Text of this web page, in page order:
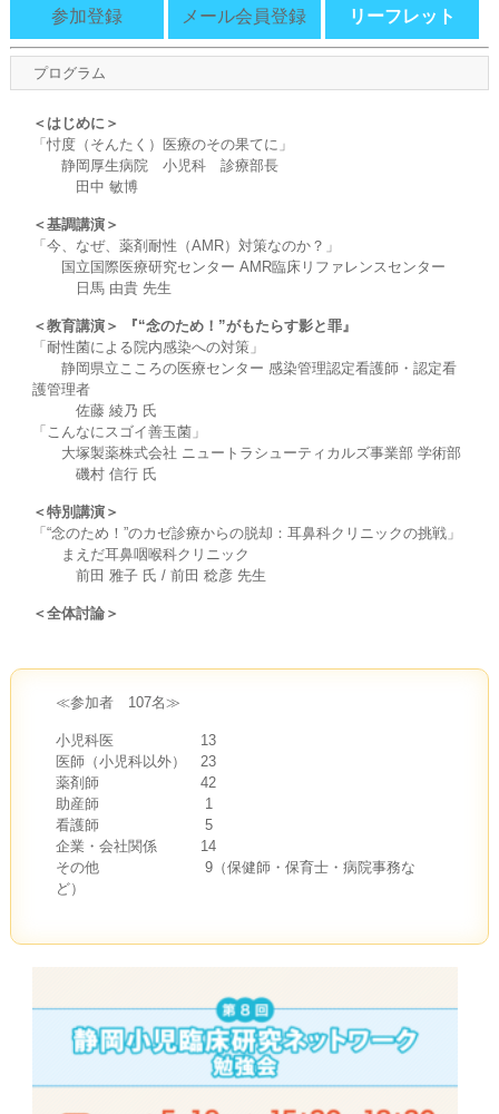
参加登録 メール会員登録 リーフレット
プログラム
＜はじめに＞
「忖度（そんたく）医療のその果てに」
静岡厚生病院 小児科 診療部長
田中 敏博
＜基調講演＞
「今、なぜ、薬剤耐性（AMR）対策なのか？」
国立国際医療研究センター AMR臨床リファレンスセンター
日馬 由貴 先生
＜教育講演＞ 『“念のため！”がもたらす影と罪』
「耐性菌による院内感染への対策」
静岡県立こころの医療センター 感染管理認定看護師・認定看
護管理者
佐藤 綾乃 氏
「こんなにスゴイ善玉菌」
大塚製薬株式会社 ニュートラシューティカルズ事業部 学術部
磯村 信行 氏
＜特別講演＞
「“念のため！”のカゼ診療からの脱却：耳鼻科クリニックの挑戦」
まえだ耳鼻咽喉科クリニック
前田 雅子 氏 / 前田 稔彦 先生
＜全体討論＞
≪参加者 107名≫
小児科医 13
医師（小児科以外） 23
薬剤師 42
助産師 1
看護師 5
企業・会社関係 14
その他 9（保健師・保育士・病院事務な
ど）